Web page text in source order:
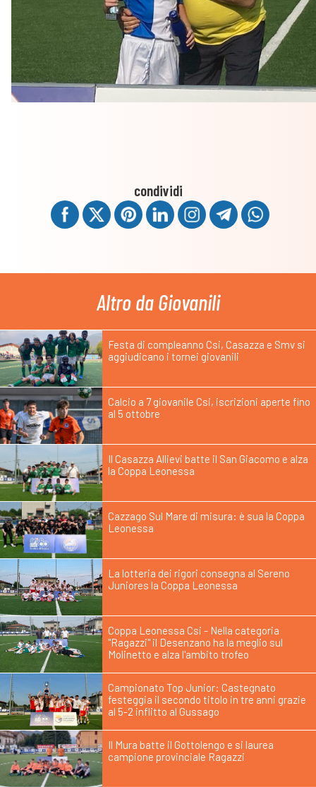
condividi
Altro da Giovanili
Festa di compleanno Csi, Casazza e Smv si
aggiudicano i tornei giovanili
Calcio a 7 giovanile Csi, iscrizioni aperte fino
al 5 ottobre
Il Casazza Allievi batte il San Giacomo e alza
la Coppa Leonessa
Cazzago Sul Mare di misura: è sua la Coppa
Leonessa
La lotteria dei rigori consegna al Sereno
Juniores la Coppa Leonessa
Coppa Leonessa Csi - Nella categoria
"Ragazzi" il Desenzano ha la meglio sul
Molinetto e alza l'ambito trofeo
Campionato Top Junior: Castegnato
festeggia il secondo titolo in tre anni grazie
al 5-2 inflitto al Gussago
Il Mura batte il Gottolengo e si laurea
campione provinciale Ragazzi